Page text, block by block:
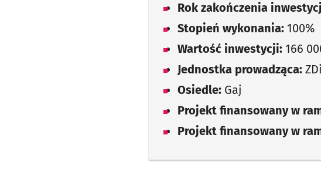
Rok zakończenia
Stopień wykonania: 100%
Wartość inwestycji: 166
Jednostka prowadząca:
Osiedle: Gaj
Projekt finansowany w
Projekt finansowany w